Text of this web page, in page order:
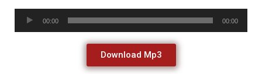
00:00 00:00
Download Mp3